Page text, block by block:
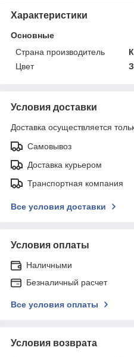
Характеристики
Основные
Страна производитель
Цвет
Условия доставки
Доставка осуществляется
Самовывоз
Доставка курьером
Транспортная компания
Все условия доставки
Условия оплаты
Наличными
Безналичный расчет
Все условия оплаты
Условия возврата